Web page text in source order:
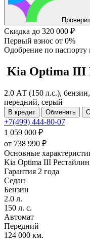
Скидка до 320 000 ₽
Первый взнос от 0%
Одобрение по паспорту
Kia Optima III
2.0 АТ (150 л.с.),
передний, серый
В кредит Обменять
+7(499) 444-80-07
1 059 000 ₽
от 738 990 ₽
Основные
Kia Optima III
Гарантия 2 года
Седан
Бензин
2.0 л.
150 л. с.
Автомат
Передний
124 000 км.